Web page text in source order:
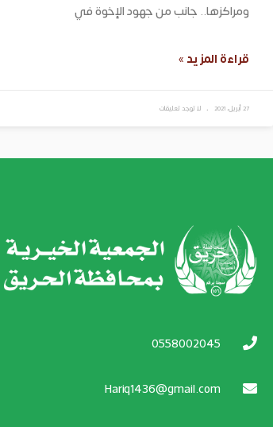
ومراكزها.. جانب من جهود الإخوة في
قراءة المزيد »
27 أبريل، 2021 لا توجد تعليقات
0558002045
Hariq1436@gmail.com